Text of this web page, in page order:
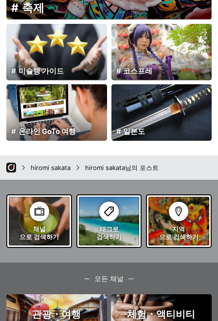
축제
코스프레
미슐랭 가이드
일본도
온라인 GoTo 여행
hiromi sakata hiromi sakata님의 포스트
채널
으로 검색하기
태그로
검색하기
지역
으로 검색하기
모든 채널
관광・여행 체험・액티비티